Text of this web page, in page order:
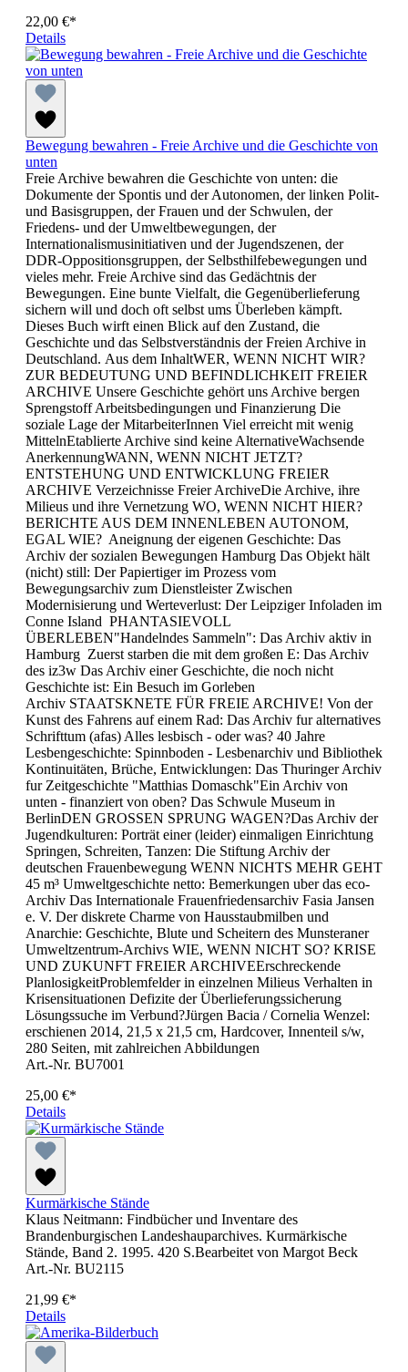
22,00 €*
Details
Bewegung bewahren - Freie Archive und die Geschichte von
unten
Freie Archive bewahren die Geschichte von unten: die
Dokumente der Spontis und der Autonomen, der linken Polit-
und Basisgruppen, der Frauen und der Schwulen, der
Friedens- und der Umweltbewegungen, der
Internationalismusinitiativen und der Jugendszenen, der
DDR-Oppositionsgruppen, der Selbsthilfebewegungen und
vieles mehr. Freie Archive sind das Gedächtnis der
Bewegungen. Eine bunte Vielfalt, die Gegenüberlieferung
sichern will und doch oft selbst ums Überleben kämpft.
Dieses Buch wirft einen Blick auf den Zustand, die
Geschichte und das Selbstverständnis der Freien Archive in
Deutschland. Aus dem InhaltWER, WENN NICHT WIR?
ZUR BEDEUTUNG UND BEFINDLICHKEIT FREIER
ARCHIVE Unsere Geschichte gehört uns Archive bergen
Sprengstoff Arbeitsbedingungen und Finanzierung Die
soziale Lage der MitarbeiterInnen Viel erreicht mit wenig
MittelnEtablierte Archive sind keine AlternativeWachsende
AnerkennungWANN, WENN NICHT JETZT?
ENTSTEHUNG UND ENTWICKLUNG FREIER
ARCHIVE Verzeichnisse Freier ArchiveDie Archive, ihre
Milieus und ihre Vernetzung WO, WENN NICHT HIER?
BERICHTE AUS DEM INNENLEBEN AUTONOM,
EGAL WIE? Aneignung der eigenen Geschichte: Das
Archiv der sozialen Bewegungen Hamburg Das Objekt hält
(nicht) still: Der Papiertiger im Prozess vom
Bewegungsarchiv zum Dienstleister Zwischen
Modernisierung und Werteverlust: Der Leipziger Infoladen im
Conne Island PHANTASIEVOLL
ÜBERLEBEN"Handelndes Sammeln": Das Archiv aktiv in
Hamburg Zuerst starben die mit dem großen E: Das Archiv
des iz3w Das Archiv einer Geschichte, die noch nicht
Geschichte ist: Ein Besuch im Gorleben
Archiv STAATSKNETE FÜR FREIE ARCHIVE! Von der
Kunst des Fahrens auf einem Rad: Das Archiv fur alternatives
Schrifttum (afas) Alles lesbisch - oder was? 40 Jahre
Lesbengeschichte: Spinnboden - Lesbenarchiv und Bibliothek
Kontinuitäten, Brüche, Entwicklungen: Das Thuringer Archiv
fur Zeitgeschichte "Matthias Domaschk"Ein Archiv von
unten - finanziert von oben? Das Schwule Museum in
BerlinDEN GROSSEN SPRUNG WAGEN?Das Archiv der
Jugendkulturen: Porträt einer (leider) einmaligen Einrichtung
Springen, Schreiten, Tanzen: Die Stiftung Archiv der
deutschen Frauenbewegung WENN NICHTS MEHR GEHT
45 m³ Umweltgeschichte netto: Bemerkungen uber das eco-
Archiv Das Internationale Frauenfriedensarchiv Fasia Jansen
e. V. Der diskrete Charme von Hausstaubmilben und
Anarchie: Geschichte, Blute und Scheitern des Munsteraner
Umweltzentrum-Archivs WIE, WENN NICHT SO? KRISE
UND ZUKUNFT FREIER ARCHIVEErschreckende
PlanlosigkeitProblemfelder in einzelnen Milieus Verhalten in
Krisensituationen Defizite der Überlieferungssicherung
Lösungssuche im Verbund?Jürgen Bacia / Cornelia Wenzel:
erschienen 2014, 21,5 x 21,5 cm, Hardcover, Innenteil s/w,
280 Seiten, mit zahlreichen Abbildungen
Art.-Nr. BU7001
25,00 €*
Details
Kurmärkische Stände
Klaus Neitmann: Findbücher und Inventare des
Brandenburgischen Landeshauparchives. Kurmärkische
Stände, Band 2. 1995. 420 S.Bearbeitet von Margot Beck
Art.-Nr. BU2115
21,99 €*
Details